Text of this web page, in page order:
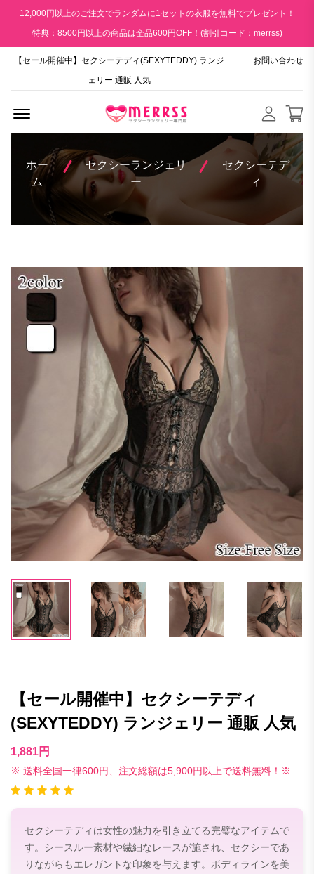
12,000円以上のご注文でランダムに1セットの衣服を無料でプレゼント！
特典：8500円以上の商品は全品600円OFF！(割引コード：merrss)
【セール開催中】セクシーテディ(SEXYTEDDY) ランジ
ェリー 通販 人気
お問い合わせ
ホー
ム
セクシーランジェリ
ー
セクシーテデ
ィ
【セール開催中】セクシーテディ
(SEXYTEDDY) ランジェリー 通販 人気
1,881円
※ 送料全国一律600円、注文総額は5,900円以上で送料無料！※
セクシーテディは女性の魅力を引き立てる完璧なアイテムで
す。シースルー素材や繊細なレースが施され、セクシーであ
りながらもエレガントな印象を与えます。ボディラインを美